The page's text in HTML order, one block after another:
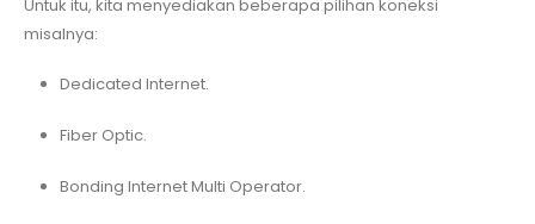
Untuk itu, kita menyediakan beberapa pilihan koneksi
misalnya:
Dedicated Internet.
Fiber Optic.
Bonding Internet Multi Operator.